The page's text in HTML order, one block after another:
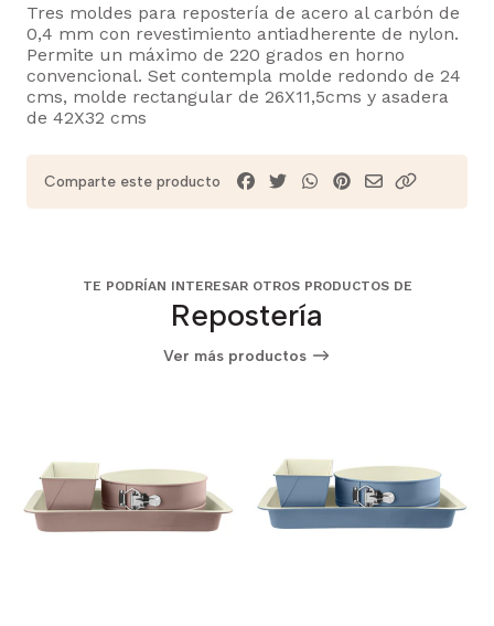
Tres moldes para repostería de acero al carbón de
0,4 mm con revestimiento antiadherente de nylon.
Permite un máximo de 220 grados en horno
convencional. Set contempla molde redondo de 24
cms, molde rectangular de 26X11,5cms y asadera
de 42X32 cms
Comparte este producto
TE PODRÍAN INTERESAR OTROS PRODUCTOS DE
Repostería
Ver más productos